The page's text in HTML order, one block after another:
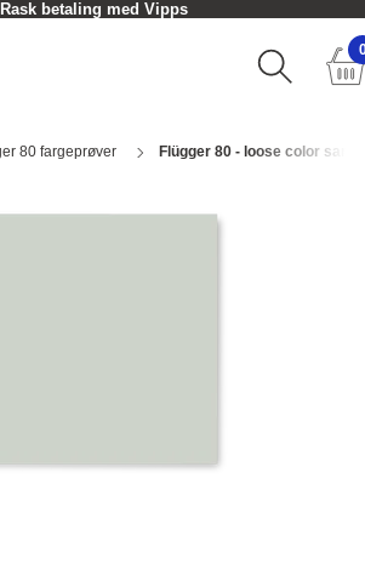
Rask betaling med Vipps
80 fargeprøver Flügger 80 - loose color